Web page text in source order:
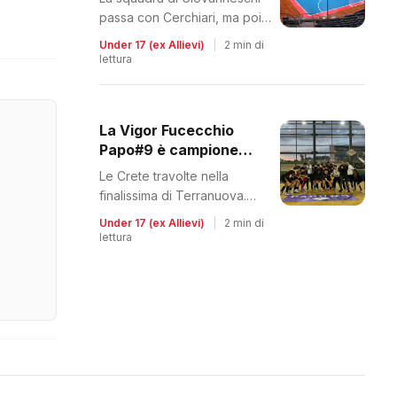
passa con Cerchiari, ma poi
Under 17 (ex Allievi)
2 min di
lettura
La Vigor Fucecchio
Papo#9 è campione
regionale
Le Crete travolte nella
finalissima di Terranuova.
Secondo successo negli ultimi
tre anni
Under 17 (ex Allievi)
2 min di
lettura